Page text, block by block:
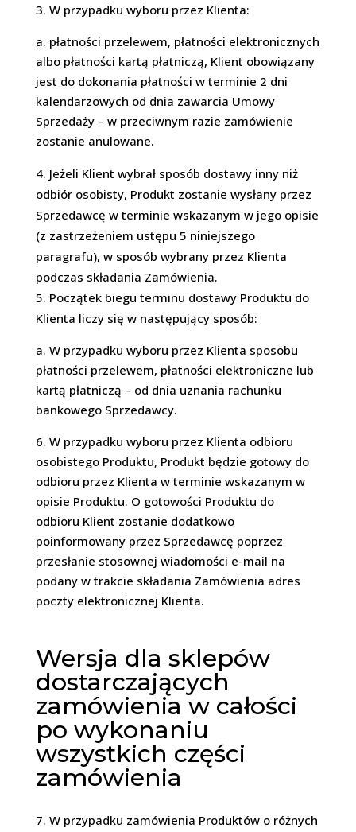
W przypadku wyboru przez Klienta:
a. płatności przelewem, płatności elektronicznych
albo płatności kartą płatniczą, Klient obowiązany
jest do dokonania płatności w terminie 2 dni
kalendarzowych od dnia zawarcia Umowy
Sprzedaży – w przeciwnym razie zamówienie
zostanie anulowane.
Jeżeli Klient wybrał sposób dostawy inny niż
odbiór osobisty, Produkt zostanie wysłany przez
Sprzedawcę w terminie wskazanym w jego opisie
(z zastrzeżeniem ustępu 5 niniejszego
paragrafu), w sposób wybrany przez Klienta
podczas składania Zamówienia.
Początek biegu terminu dostawy Produktu do
Klienta liczy się w następujący sposób:
a. W przypadku wyboru przez Klienta sposobu
płatności przelewem, płatności elektroniczne lub
kartą płatniczą – od dnia uznania rachunku
bankowego Sprzedawcy.
6. W przypadku wyboru przez Klienta odbioru
osobistego Produktu, Produkt będzie gotowy do
odbioru przez Klienta w terminie wskazanym w
opisie Produktu. O gotowości Produktu do
odbioru Klient zostanie dodatkowo
poinformowany przez Sprzedawcę poprzez
przesłanie stosownej wiadomości e-mail na
podany w trakcie składania Zamówienia adres
poczty elektronicznej Klienta.
Wersja dla sklepów
dostarczających
zamówienia w całości
po wykonaniu
wszystkich części
zamówienia
W przypadku zamówienia Produktów o różnych